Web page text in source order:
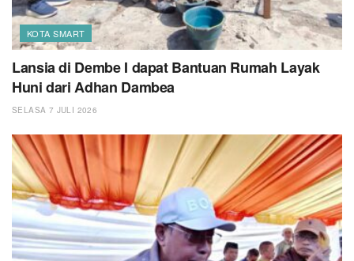
KOTA SMART
Lansia di Dembe I dapat Bantuan Rumah Layak
Huni dari Adhan Dambea
SELASA 7 JULI 2026